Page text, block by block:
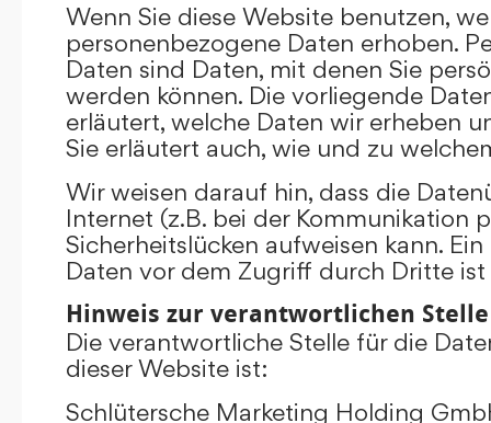
Wenn Sie diese Website benutzen,
personenbezogene Daten erhoben.
Daten sind Daten, mit denen Sie
werden können. Die vorliegende
erläutert, welche Daten wir erheben
Sie erläutert auch, wie und zu
Wir weisen darauf hin, dass die
Internet (z.B. bei der Kommunikation
Sicherheitslücken aufweisen kann.
Daten vor dem Zugriff durch Dritte
Hinweis zur verantwortlichen Stelle
Die verantwortliche Stelle für die
dieser Website ist:
Schlütersche Marketing Holding